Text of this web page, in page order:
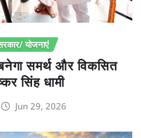
योजनाएं
समर्थ और विकसित
सिंह धामी
Jun 29, 2026